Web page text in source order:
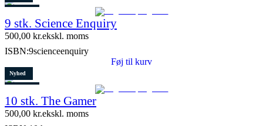
10 stk. tilbage
9 stk. Science Enquiry
500,00 kr.ekskl. moms
ISBN:9scienceenquiry
Føj til kurv
Nyhed
5 stk. tilbage
10 stk. The Gamer
500,00 kr.ekskl. moms